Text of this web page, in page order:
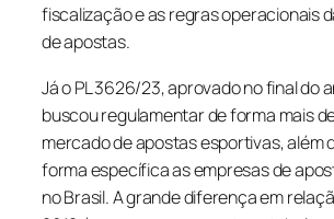
fiscalização e as regras operacionais
de apostas.
Já o PL 3626/23, aprovado no final do
buscou regulamentar de forma mais
mercado de apostas esportivas, além
forma específica as empresas de
no Brasil. A grande diferença em